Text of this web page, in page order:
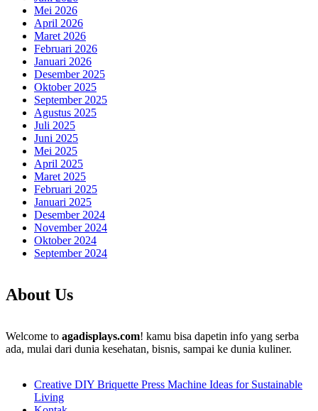
Mei 2026
April 2026
Maret 2026
Februari 2026
Januari 2026
Desember 2025
Oktober 2025
September 2025
Agustus 2025
Juli 2025
Juni 2025
Mei 2025
April 2025
Maret 2025
Februari 2025
Januari 2025
Desember 2024
November 2024
Oktober 2024
September 2024
About Us
Welcome to agadisplays.com! kamu bisa dapetin info yang serba
ada, mulai dari dunia kesehatan, bisnis, sampai ke dunia kuliner.
Creative DIY Briquette Press Machine Ideas for Sustainable
Living